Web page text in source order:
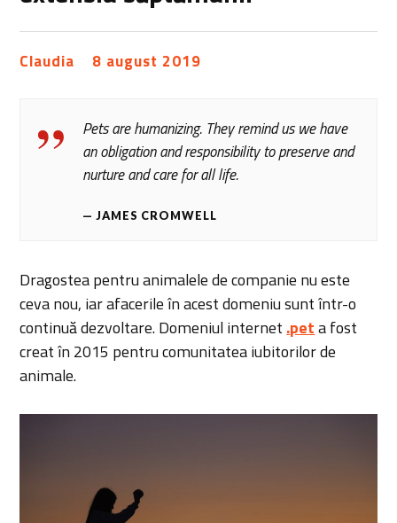
Claudia 8 august 2019
Pets are humanizing. They remind us we have
an obligation and responsibility to preserve and
nurture and care for all life.
JAMES CROMWELL
Dragostea pentru animalele de companie nu este
ceva nou, iar afacerile în acest domeniu sunt într-o
continuă dezvoltare. Domeniul internet .peta fost
creat în 2015 pentru comunitatea iubitorilor de
animale.